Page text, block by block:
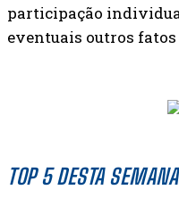
TOP 5 DESTA SEMANA
participação
eventuais outros